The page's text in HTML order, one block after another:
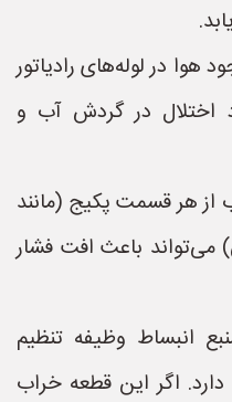
در لوله‌های رادیاتور
اختلال در گردش آب و
هر قسمت پکیج (مانند
می‌تواند باعث افت فشار
انبساط وظیفه تنظیم
اگر این قطعه خراب